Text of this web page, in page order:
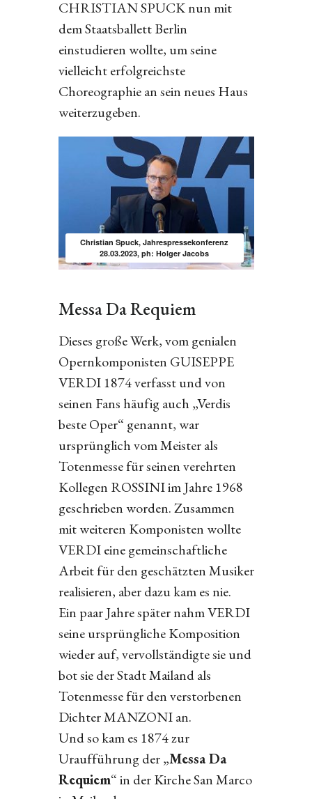
CHRISTIAN SPUCK nun mit
dem Staatsballett Berlin
einstudieren wollte, um seine
vielleicht erfolgreichste
Choreographie an sein neues Haus
weiterzugeben.
Christian Spuck, Jahrespressekonferenz
28.03.2023, ph: Holger Jacobs
Messa Da Requiem
Dieses große Werk, vom genialen
Opernkomponisten GUISEPPE
VERDI 1874 verfasst und von
seinen Fans häufig auch „Verdis
beste Oper“ genannt, war
ursprünglich vom Meister als
Totenmesse für seinen verehrten
Kollegen ROSSINI im Jahre 1968
geschrieben worden. Zusammen
mit weiteren Komponisten wollte
VERDI eine gemeinschaftliche
Arbeit für den geschätzten Musiker
realisieren, aber dazu kam es nie.
Ein paar Jahre später nahm VERDI
seine ursprüngliche Komposition
wieder auf, vervollständigte sie und
bot sie der Stadt Mailand als
Totenmesse für den verstorbenen
Dichter MANZONI an.
Und so kam es 1874 zur
Uraufführung der „Messa Da
Requiem“ in der Kirche San Marco